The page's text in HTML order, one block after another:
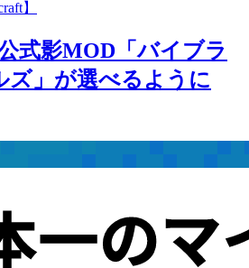
式影MOD「バイブラ
ズ」が選べるように